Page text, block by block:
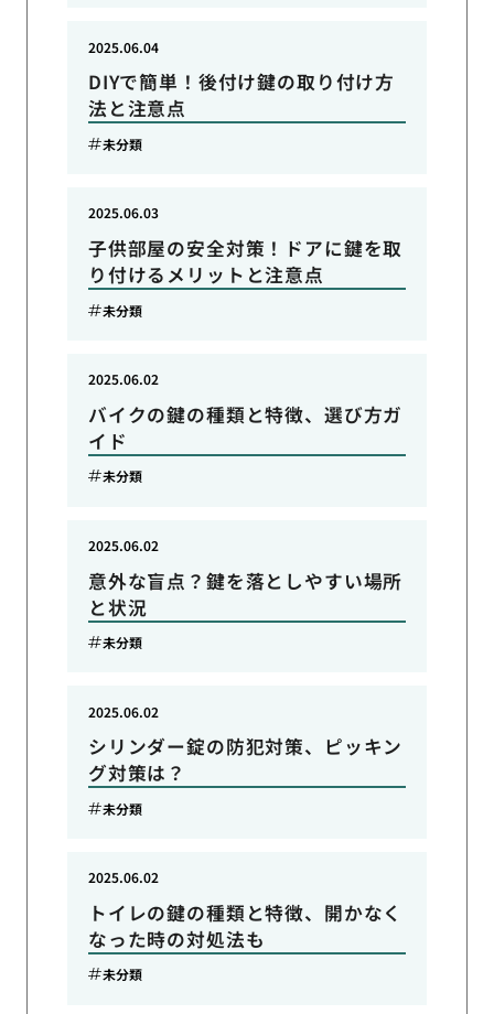
DIYで簡単！後付け鍵の取り付け方
法と注意点
2025.06.04
未分類
子供部屋の安全対策！ドアに鍵を取
り付けるメリットと注意点
2025.06.03
未分類
バイクの鍵の種類と特徴、選び方ガ
イド
2025.06.02
未分類
意外な盲点？鍵を落としやすい場所
と状況
2025.06.02
未分類
シリンダー錠の防犯対策、ピッキン
グ対策は？
2025.06.02
未分類
トイレの鍵の種類と特徴、開かなく
なった時の対処法も
2025.06.02
未分類